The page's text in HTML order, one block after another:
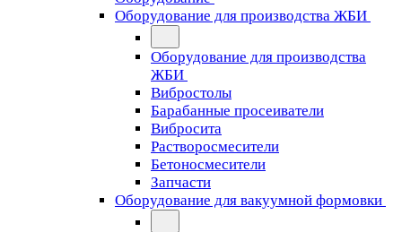
Оборудование для производства ЖБИ
Оборудование для производства
ЖБИ
Вибростолы
Барабанные просеиватели
Вибросита
Растворосмесители
Бетоносмесители
Запчасти
Оборудование для вакуумной формовки